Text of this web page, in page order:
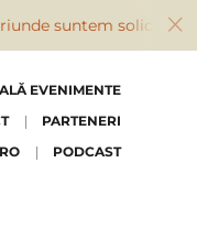
EVENIMENTE
PARTENERI
PODCAST
suntem solicitați